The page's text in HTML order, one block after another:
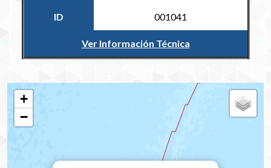
ID 001041
Ver Información Técnica
+
−